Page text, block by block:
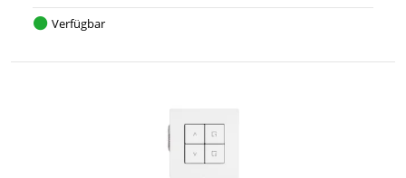
Verfügbar